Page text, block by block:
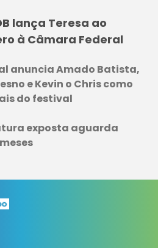
lança Teresa ao
à Câmara Federal
anuncia Amado Batista,
e Kevin o Chris como
do festival
exposta aguarda